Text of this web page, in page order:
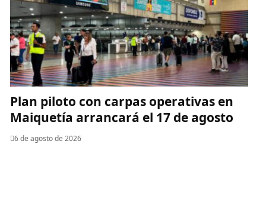
Plan piloto con carpas operativas en
Maiquetía arrancará el 17 de agosto
6 de agosto de 2026